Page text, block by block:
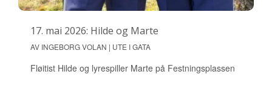
17. mai 2026: Hilde og Marte
AV INGEBORG VOLAN | UTE I GATA
Fløitist Hilde og lyrespiller Marte på Festningsplassen